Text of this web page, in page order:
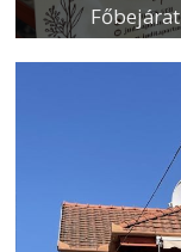
Főbejárat